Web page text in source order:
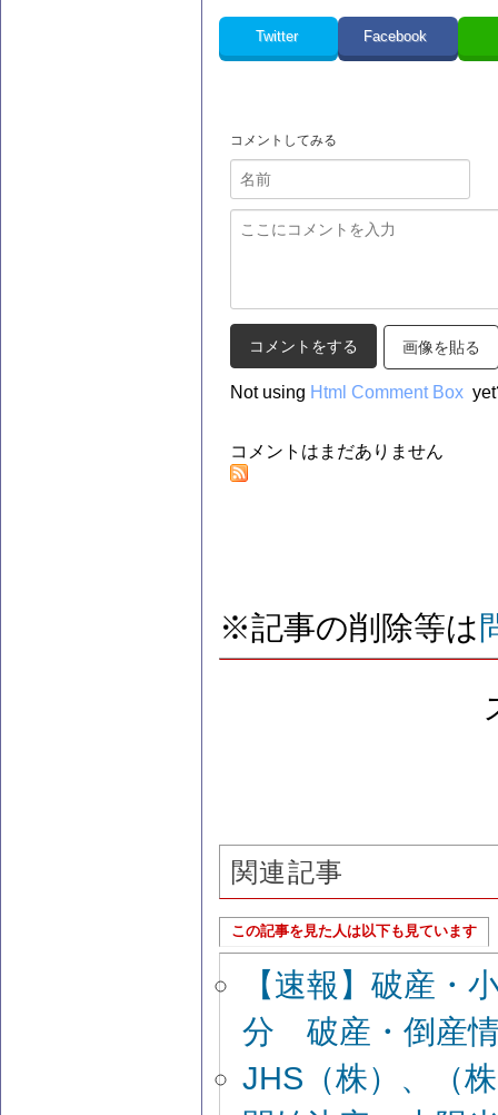
Twitter Facebook
コメントしてみる
画像を貼る
Not using Html Comment Box
コメントはまだありません
※記事の削除等は
関連記事
この記事を見た人は以下も見ています
【速報】破産
分 破産・倒産
JHS（株）、（